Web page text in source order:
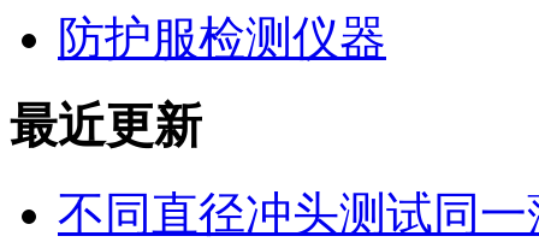
防护服检测仪器
最近更新
不同直径冲头测试同